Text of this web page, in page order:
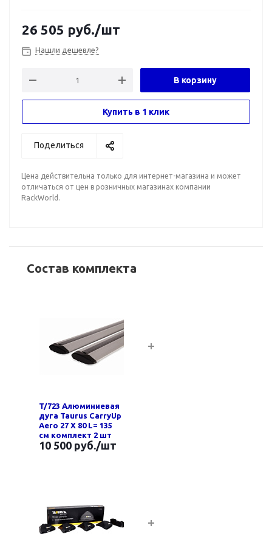
26 505 руб./шт
Нашли дешевле?
В корзину
Купить в 1 клик
Поделиться
Цена действительна только для интернет-магазина и может
отличаться от цен в розничных магазинах компании
RackWorld.
Состав комплекта
T/723 Алюминиевая
дуга Taurus CarryUp
Aero 27 Х 80 L= 135
см комплект 2 шт
10 500 руб./шт